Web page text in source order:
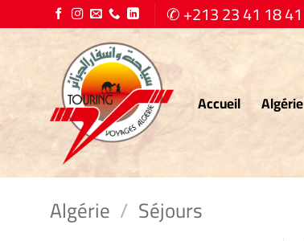
au
contenu
✆ +213 23 41 18 41
Accueil Algérie
Algérie / Séjours